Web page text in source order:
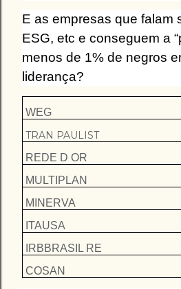
E as empresas que falam
ESG, etc e conseguem a
menos de 1% de negros
liderança?
WEG
TRAN PAULIST
REDE D OR
MULTIPLAN
MINERVA
ITAUSA
IRBBRASIL RE
COSAN